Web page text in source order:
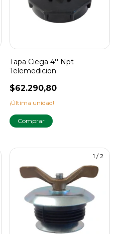
Tapa Ciega 4'' Npt
Telemedicion
$62.290,80
¡Última unidad!
1 /2